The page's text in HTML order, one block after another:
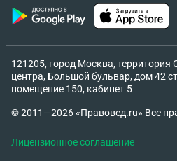
121205, город Москва, территория
центра, Большой бульвар, дом 42
помещение 150, кабинет 5
© 2011—2026 «Правовед.ru» Все
Лицензионное соглашение